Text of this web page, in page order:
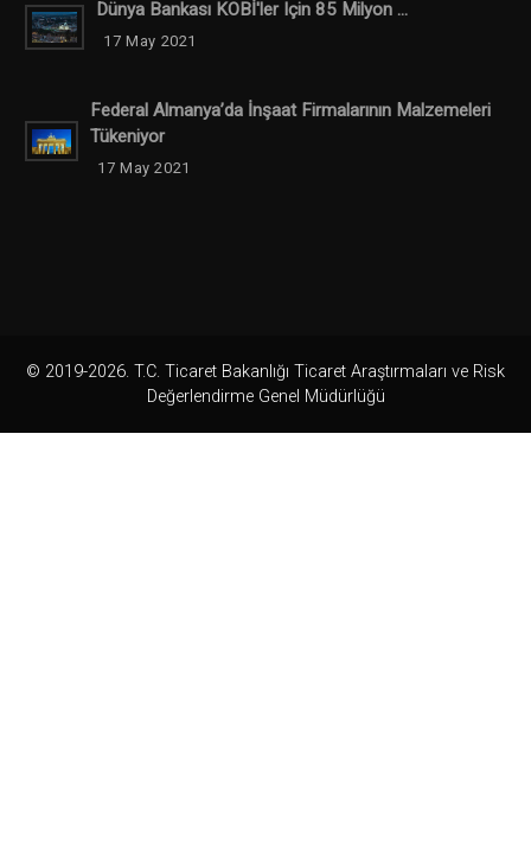
Dünya Bankası KOBİ'ler Için 85 Milyon ...
17 May 2021
Federal Almanya’da İnşaat Firmalarının Malzemeleri
Tükeniyor
17 May 2021
© 2019-2026. T.C. Ticaret Bakanlığı Ticaret Araştırmaları ve Risk
Değerlendirme Genel Müdürlüğü